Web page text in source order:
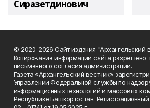
Сиразетдинович
© 2020-2026 Сайт издания "Архангельский
Копирование информации сайта разрешено
письменного согласия администрации.
Газета «Архангельский вестник»
Управлении Федеральной службы по
информационных технологий и массовых
Республике Башкортостан.